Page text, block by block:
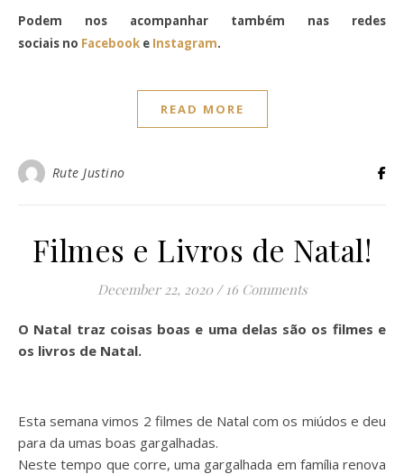
Podem nos acompanhar também nas redes
sociais no Facebook e Instagram.
READ MORE
Rute Justino
Filmes e Livros de Natal!
December 22, 2020 / 16 Comments
O Natal traz coisas boas e uma delas são os filmes e
os livros de Natal.
Esta semana vimos 2 filmes de Natal com os miúdos e deu
para da umas boas gargalhadas.
Neste tempo que corre, uma gargalhada em família renova